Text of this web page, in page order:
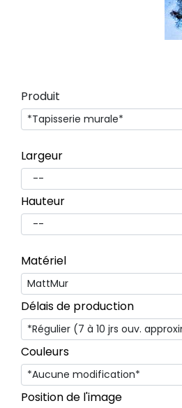
Produit
Largeur
Hauteur
Matériel
Délais de production
Couleurs
Position de l'image